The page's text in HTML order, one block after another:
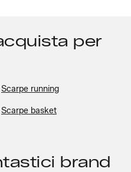
per
Scarpe running
Scarpe basket
brand